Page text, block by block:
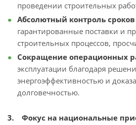
проведении строительных
Абсолютный контроль сроков
гарантированные поставки и
строительных процессов,
Сокращение операционных
эксплуатации благодаря
энергоэффективностью и
долговечностью.
3. Фокус на национальные